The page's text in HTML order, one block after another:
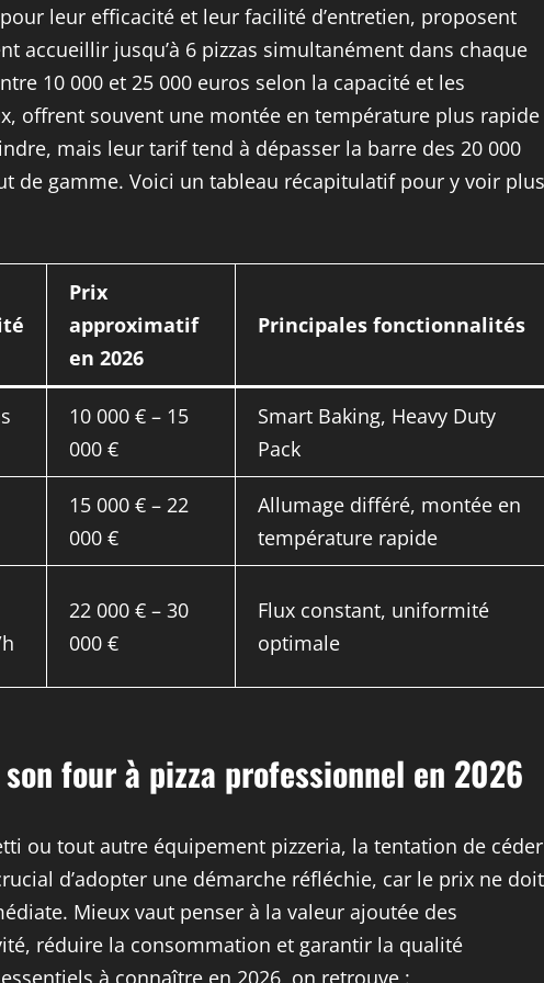
leur efficacité et leur facilité d’entretien, proposent
accueillir jusqu’à 6 pizzas simultanément dans chaque
10 000 et 25 000 euros selon la capacité et les
offrent souvent une montée en température plus rapide
mais leur tarif tend à dépasser la barre des 20 000
de gamme. Voici un tableau récapitulatif pour y voir plus
Prix
approximatif
en 2026
Principales fonctionnalités
10 000 € – 15
000 €
Smart Baking, Heavy Duty
Pack
15 000 € – 22
000 €
Allumage différé, montée en
température rapide
22 000 € – 30
000 €
Flux constant, uniformité
optimale
four à pizza professionnel en 2026
ou tout autre équipement pizzeria, la tentation de céder
d’adopter une démarche réfléchie, car le prix ne doit
Mieux vaut penser à la valeur ajoutée des
réduire la consommation et garantir la qualité
à connaître en 2026, on retrouve :